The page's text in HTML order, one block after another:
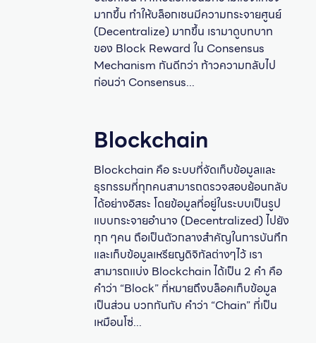
มากขึ้น ทำให้บล็อกเชนมีความกระจายศูนย์
(Decentralize) มากขึ้น เรามาดูบทบาท
ของ Block Reward ใน Consensus
Mechanism กันดีกว่า ท้าวความกลับไป
ก่อนว่า Consensus...
Blockchain
Blockchain คือ ระบบที่จัดเก็บข้อมูลและ
ธุรกรรมที่ทุกคนสามารถตรวจสอบย้อนกลับ
ได้อย่างอิสระ โดยข้อมูลที่อยู่ในระบบเป็นรูป
แบบกระจายอำนาจ (Decentralized) ไปยัง
ทุก ๆคน ถือเป็นตัวกลางสำคัญในการบันทึก
และเก็บข้อมูลเหรียญดิจิทัลต่างๆไว้ เรา
สามารถแบ่ง Blockchain ได้เป็น 2 คำ คือ
คำว่า “Block” ที่หมายถึงบล็อคเก็บข้อมูล
เป็นส่วน บวกกันกับ คำว่า “Chain” ที่เป็น
เหมือนโซ่...